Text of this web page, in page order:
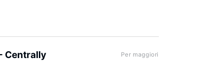
Centrally
Per maggiori